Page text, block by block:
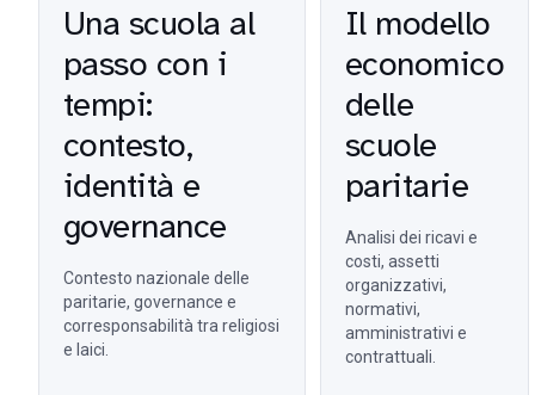
Una scuola al
passo con i
tempi:
contesto,
identità e
governance
Contesto nazionale delle
paritarie, governance e
corresponsabilità tra religiosi
e laici.
Il modello
economico
delle
scuole
paritarie
Analisi dei ricavi e
costi, assetti
organizzativi,
normativi,
amministrativi e
contrattuali.